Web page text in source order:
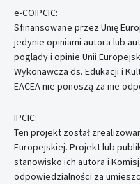
e-COIPCIC:
Sfinansowane przez Unię
jedynie opiniami autora lub
poglądy i opinie Unii
Wykonawcza ds. Edukacji i
EACEA nie ponoszą za nie
IPCIC:
Ten projekt został
Europejskiej. Projekt lub
stanowisko ich autora i
odpowiedzialności za